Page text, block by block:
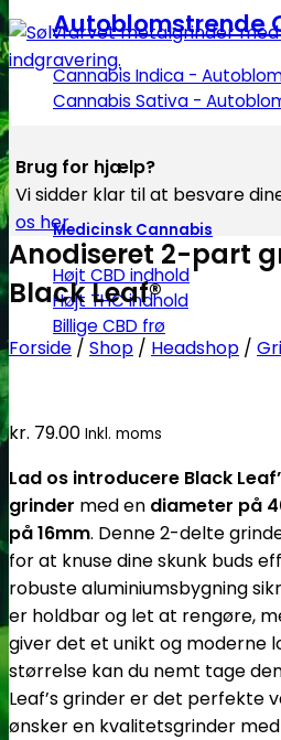
Autoblomstrende
Cannabis Indica -
Cannabis Sativa -
Medicinsk Cannabis
Højt CBD indhold
Højt THC indhold
Billige CBD frø
Brug for hjælp?
Vi sidder klar til at besvare
os her
Anodiseret 2-part
Black Leaf®
Forside / Shop / Headshop /
kr. 79.00 Inkl. moms
Lad os introducere Black
grinder med en diameter på
på 16mm. Denne 2-delte
for at knuse dine skunk buds
robuste aluminiumsbygning
er holdbar og let at rengøre,
giver det et unikt og moderne
størrelse kan du nemt tage
Leaf’s grinder er det perfekte
ønsker en kvalitetsgrinder